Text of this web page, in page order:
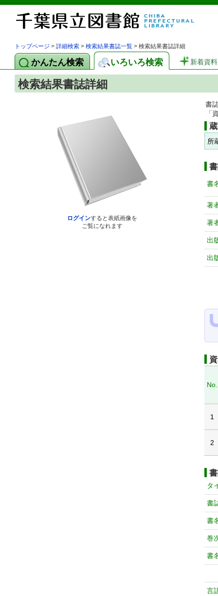
トップページ > 詳細検索 > 検索結果書誌一覧 > 検索結果書誌詳細
かんたん検索 いろいろ検索 新着資料
検索結果書誌詳細
ログインすると表紙画像を
ご覧になれます
書
「
所
書
著
著
出
出
No.
1
2
タ
書
書
巻
書
言